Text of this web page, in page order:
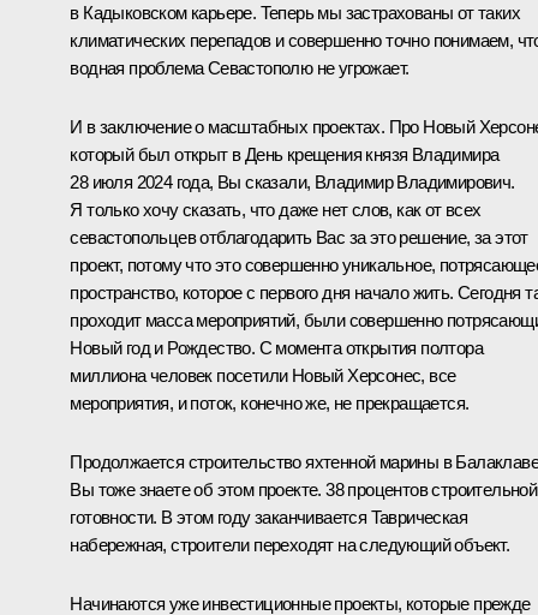
в Кадыковском карьере. Теперь мы застрахованы от таких
климатических перепадов и совершенно точно понимаем,
водная проблема Севастополю не угрожает.
И в заключение о масштабных проектах. Про Новый
который был открыт в День крещения князя Владимира
28 июля 2024 года, Вы сказали, Владимир Владимирович.
Я только хочу сказать, что даже нет слов, как от всех
севастопольцев отблагодарить Вас за это решение, за этот
проект, потому что это совершенно уникальное,
пространство, которое с первого дня начало жить. Сегодня
проходит масса мероприятий, были совершенно
Новый год и Рождество. С момента открытия полтора
миллиона человек посетили Новый Херсонес, все
мероприятия, и поток, конечно же, не прекращается.
Продолжается строительство яхтенной марины в
Вы тоже знаете об этом проекте. 38 процентов строительной
готовности. В этом году заканчивается Таврическая
набережная, строители переходят на следующий объект.
Начинаются уже инвестиционные проекты, которые прежде